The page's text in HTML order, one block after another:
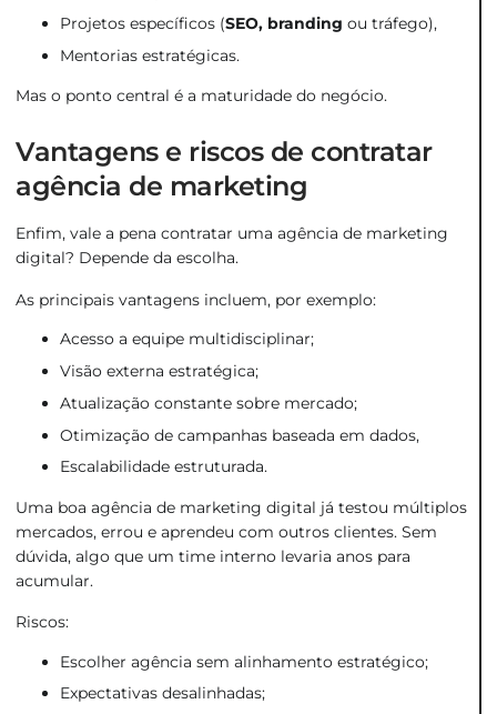
Projetos específicos (SEO, branding ou tráfego),
Mentorias estratégicas.
Mas o ponto central é a maturidade do negócio.
Vantagens e riscos de contratar
agência de marketing
Enfim, vale a pena contratar uma agência de marketing
digital? Depende da escolha.
As principais vantagens incluem, por exemplo:
Acesso a equipe multidisciplinar;
Visão externa estratégica;
Atualização constante sobre mercado;
Otimização de campanhas baseada em dados,
Escalabilidade estruturada.
Uma boa agência de marketing digital já testou múltiplos
mercados, errou e aprendeu com outros clientes. Sem
dúvida, algo que um time interno levaria anos para
acumular.
Riscos:
Escolher agência sem alinhamento estratégico;
Expectativas desalinhadas;